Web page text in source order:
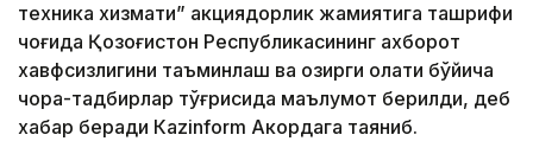
техника хизмати” акциядорлик жамиятига ташрифи
чоғида Қозоғистон Республикасининг ахборот
хавфсизлигини таъминлаш ва ҳозирги ҳолати бўйича
чора-тадбирлар тўғрисида маълумот берилди, деб
хабар беради Каzinform Акордага таяниб.